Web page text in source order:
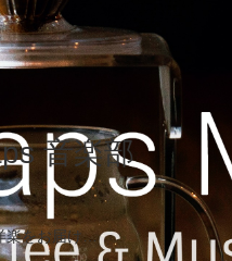
音楽部
楽をお届け…